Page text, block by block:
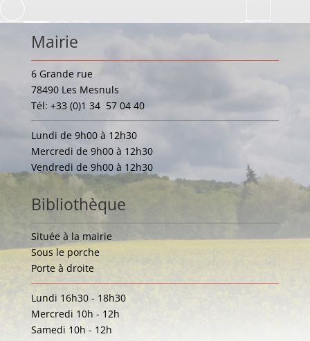
Mairie
6 Grande rue
78490 Les Mesnuls
Tél: +33 (0)1 34 57 04 40
Lundi de 9h00 à 12h30
Mercredi de 9h00 à 12h30
Vendredi de 9h00 à 12h30
Bibliothèque
Située à la mairie
Sous le porche
Porte à droite
Lundi 16h30 - 18h30
Mercredi 10h - 12h
Samedi 10h - 12h